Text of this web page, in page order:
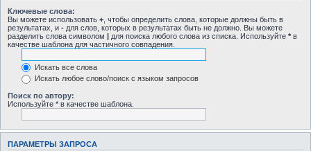
Ключевые слова:
Вы можете использовать + , чтобы определить слова, которые должны быть в
результатах, и - для слов, которых в результатах быть не должно. Вы можете
разделить слова символом | для поиска любого слова из списка. Используйте * в
качестве шаблона для частичного совпадения.
Искать все слова
Искать любое слово/поиск с языком запросов
Поиск по автору:
Используйте * в качестве шаблона.
ПАРАМЕТРЫ ЗАПРОСА